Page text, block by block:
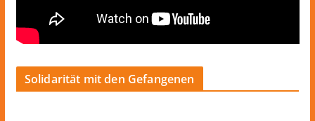
Solidarität mit den Gefangenen